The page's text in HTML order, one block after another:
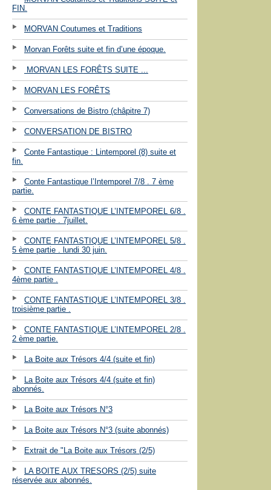
FIN.
MORVAN Coutumes et Traditions
Morvan Forêts suite et fin d’une époque.
MORVAN LES FORÊTS SUITE ...
MORVAN LES FORÊTS
Conversations de Bistro (châpitre 7)
CONVERSATION DE BISTRO
Conte Fantastique : Lintemporel (8) suite et
fin.
Conte Fantastique l’Intemporel 7/8 . 7 ème
partie.
CONTE FANTASTIQUE L’INTEMPOREL 6/8 .
6 ème partie . 7juillet.
CONTE FANTASTIQUE L’INTEMPOREL 5/8 .
5 ème partie . lundi 30 juin.
CONTE FANTASTIQUE L’INTEMPOREL 4/8 .
4ème partie .
CONTE FANTASTIQUE L’INTEMPOREL 3/8 .
troisième partie .
CONTE FANTASTIQUE L’INTEMPOREL 2/8 .
2 ème partie.
La Boite aux Trésors 4/4 (suite et fin)
La Boite aux Trésors 4/4 (suite et fin)
abonnés.
La Boite aux Trésors N°3
La Boite aux Trésors N°3 (suite abonnés)
Extrait de "La Boite aux Trésors (2/5)
LA BOITE AUX TRESORS (2/5) suite
réservée aux abonnés.